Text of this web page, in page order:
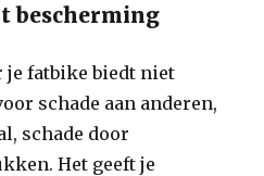
bescherming
je fatbike biedt niet
schade aan anderen,
schade door
Het geeft je